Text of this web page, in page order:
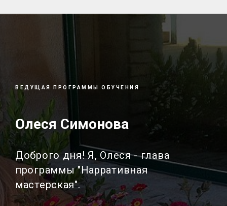
ВЕДУЩАЯ ПРОГРАММЫ ОБУЧЕНИЯ
Олеся Симонова
Доброго дня! Я, Олеся - глава
программы "Нарративная
мастерская".